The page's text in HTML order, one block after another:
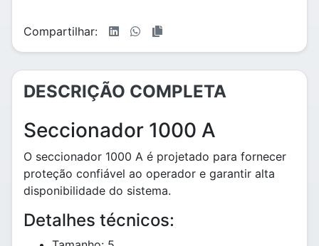
Compartilhar:
DESCRIÇÃO COMPLETA
Seccionador 1000 A
O seccionador 1000 A é projetado para fornecer
proteção confiável ao operador e garantir alta
disponibilidade do sistema.
Detalhes técnicos: